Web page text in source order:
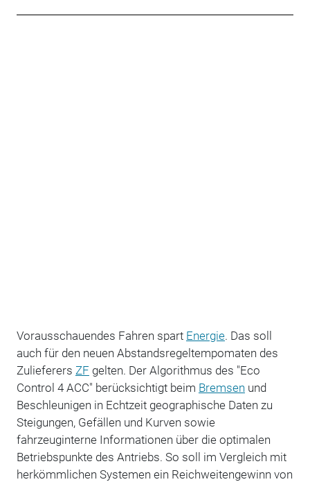
Vorausschauendes Fahren spart Energie. Das soll
auch für den neuen Abstandsregeltempomaten des
Zulieferers ZF gelten. Der Algorithmus des "Eco
Control 4 ACC" berücksichtigt beim Bremsen und
Beschleunigen in Echtzeit geographische Daten zu
Steigungen, Gefällen und Kurven sowie
fahrzeuginterne Informationen über die optimalen
Betriebspunkte des Antriebs. So soll im Vergleich mit
herkömmlichen Systemen ein Reichweitengewinn von